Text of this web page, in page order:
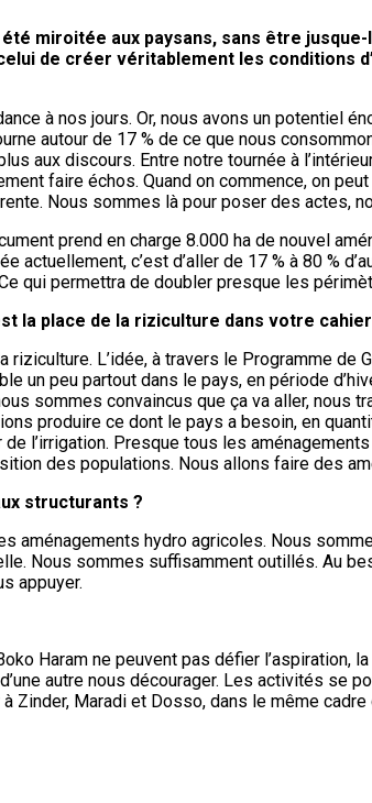
miroitée aux paysans, sans être
de créer véritablement les conditions
à nos jours. Or, nous avons un potentiel
autour de 17 % de ce que nous
aux discours. Entre notre tournée à
faire échos. Quand on commence, on
Nous sommes là pour poser des actes,
prend en charge 8.000 ha de nouvel
c’est d’aller de 17 % à 80 %
qui permettra de doubler presque les
la place de la riziculture dans votre
L’idée, à travers le Programme de
peu partout dans le pays, en période
sommes convaincus que ça va aller, nous
produire ce dont le pays a besoin, en
l’irrigation. Presque tous les
des populations. Nous allons faire des
structurants ?
aménagements hydro agricoles. Nous
Nous sommes suffisamment outillés. Au
appuyer.
Haram ne peuvent pas défier l’aspiration,
autre nous décourager. Les activités se
Zinder, Maradi et Dosso, dans le même